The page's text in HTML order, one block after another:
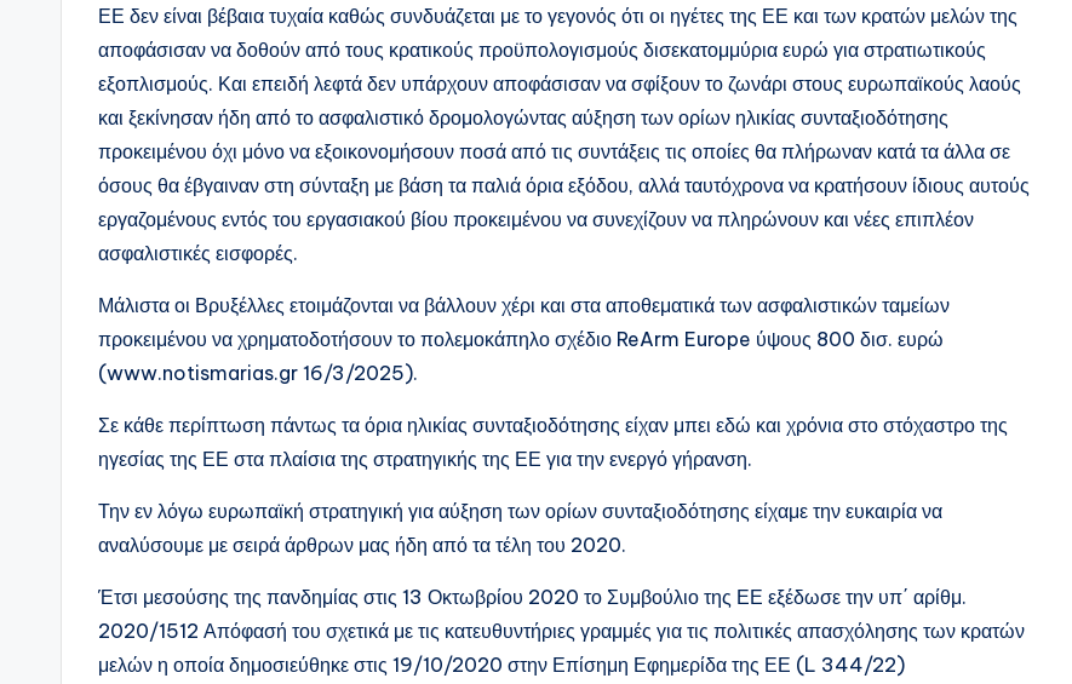
ΕΕ δεν είναι βέβαια τυχαία καθώς συνδυάζεται με το γεγονός ότι οι ηγέτες της ΕΕ και των κρατών μελών της
αποφάσισαν να δοθούν από τους κρατικούς προϋπολογισμούς δισεκατομμύρια ευρώ για στρατιωτικούς
εξοπλισμούς. Και επειδή λεφτά δεν υπάρχουν αποφάσισαν να σφίξουν το ζωνάρι στους ευρωπαϊκούς λαούς
και ξεκίνησαν ήδη από το ασφαλιστικό δρομολογώντας αύξηση των ορίων ηλικίας συνταξιοδότησης
προκειμένου όχι μόνο να εξοικονομήσουν ποσά από τις συντάξεις τις οποίες θα πλήρωναν κατά τα άλλα σε
όσους θα έβγαιναν στη σύνταξη με βάση τα παλιά όρια εξόδου, αλλά ταυτόχρονα να κρατήσουν ίδιους αυτούς
εργαζομένους εντός του εργασιακού βίου προκειμένου να συνεχίζουν να πληρώνουν και νέες επιπλέον
ασφαλιστικές εισφορές.
Μάλιστα οι Βρυξέλλες ετοιμάζονται να βάλλουν χέρι και στα αποθεματικά των ασφαλιστικών ταμείων
προκειμένου να χρηματοδοτήσουν το πολεμοκάπηλο σχέδιο ReArm Europe ύψους 800 δισ. ευρώ
(www.notismarias.gr 16/3/2025).
Σε κάθε περίπτωση πάντως τα όρια ηλικίας συνταξιοδότησης είχαν μπει εδώ και χρόνια στο στόχαστρο της
ηγεσίας της ΕΕ στα πλαίσια της στρατηγικής της ΕΕ για την ενεργό γήρανση.
Την εν λόγω ευρωπαϊκή στρατηγική για αύξηση των ορίων συνταξιοδότησης είχαμε την ευκαιρία να
αναλύσουμε με σειρά άρθρων μας ήδη από τα τέλη του 2020.
Έτσι μεσούσης της πανδημίας στις 13 Οκτωβρίου 2020 το Συμβούλιο της ΕΕ εξέδωσε την υπ΄ αρίθμ.
2020/1512 Απόφασή του σχετικά με τις κατευθυντήριες γραμμές για τις πολιτικές απασχόλησης των κρατών
μελών η οποία δημοσιεύθηκε στις 19/10/2020 στην Επίσημη Εφημερίδα της ΕΕ (L 344/22)